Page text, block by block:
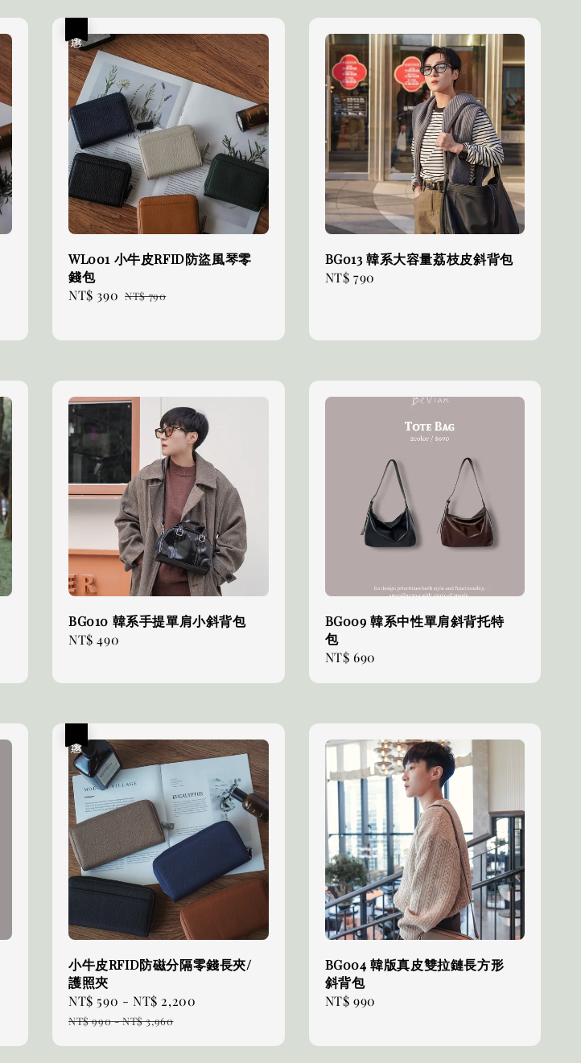
WL001 小牛皮RFID防盜風琴零
錢包
Sale
NT$ 390 Regular
NT$ 790
BG013 韓系大容量荔枝皮斜背包
Regular
NT$ 790
BG010 韓系手提單肩小斜背包
Regular
NT$ 490
BG009 韓系中性單肩斜背托特
包
Regular
NT$ 690
小牛皮RFID防磁分隔零錢長夾/
護照夾
Sale
price
NT$ 590 -NT$ 2,200
NT$ 990-NT$ 3,960
BG004 韓版真皮雙拉鏈長方形
斜背包
Regular
NT$ 990